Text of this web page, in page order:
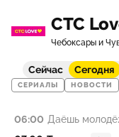
СТС
Чебоксары и
Сейчас Сегодня
СЕРИАЛЫ НОВОСТИ
06:00 Даёшь